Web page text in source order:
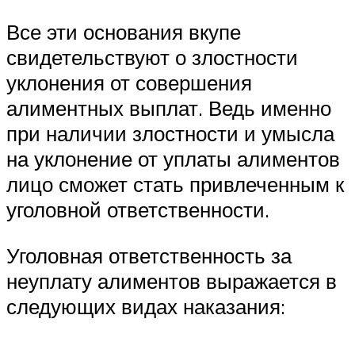
Все эти основания вкупе
свидетельствуют о злостности
уклонения от совершения
алиментных выплат. Ведь именно
при наличии злостности и умысла
на уклонение от уплаты алиментов
лицо сможет стать привлеченным к
уголовной ответственности.
Уголовная ответственность за
неуплату алиментов выражается в
следующих видах наказания: